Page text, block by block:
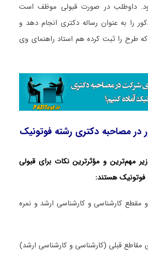
داوطلب در صورت قبولی موظف است
را به عنوان رساله دکتری انجام دهد و
طرح را ثبت کرده هم استاد راهنمای وی
در مصاحبه دکتری رشته فوتونیک
مهم‌ترین و مؤثرترین نکات برای قبولی
هستند:
مقطع کارشناسی و کارشناسی ارشد و نمره
مقاطع قبلی (کارشناسی و کارشناسی ارشد)